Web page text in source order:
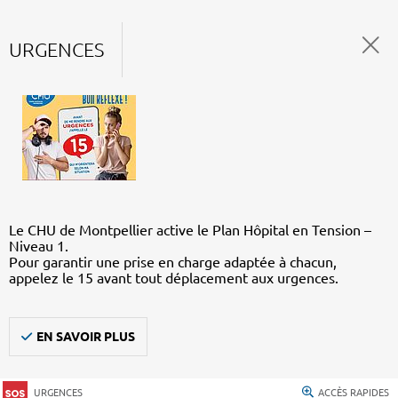
URGENCES
Le CHU de Montpellier active le Plan Hôpital en Tension –
Niveau 1.
Pour garantir une prise en charge adaptée à chacun,
appelez le 15 avant tout déplacement aux urgences.
EN SAVOIR PLUS
URGENCES ACCÈS RAPIDES